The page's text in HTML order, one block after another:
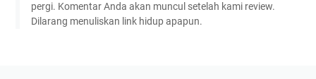
pergi. Komentar Anda akan muncul setelah kami review.
Dilarang menuliskan link hidup apapun.